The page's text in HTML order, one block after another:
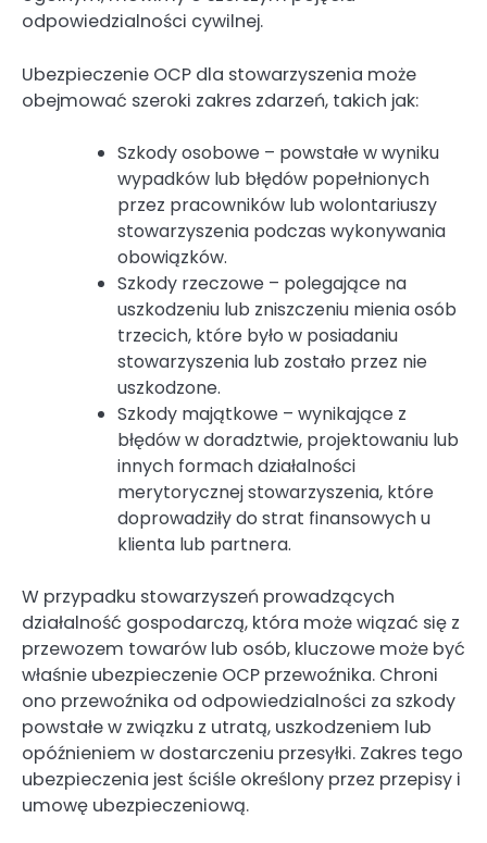
odpowiedzialności cywilnej.
Ubezpieczenie OCP dla stowarzyszenia może
obejmować szeroki zakres zdarzeń, takich jak:
Szkody osobowe – powstałe w wyniku
wypadków lub błędów popełnionych
przez pracowników lub wolontariuszy
stowarzyszenia podczas wykonywania
obowiązków.
Szkody rzeczowe – polegające na
uszkodzeniu lub zniszczeniu mienia osób
trzecich, które było w posiadaniu
stowarzyszenia lub zostało przez nie
uszkodzone.
Szkody majątkowe – wynikające z
błędów w doradztwie, projektowaniu lub
innych formach działalności
merytorycznej stowarzyszenia, które
doprowadziły do strat finansowych u
klienta lub partnera.
W przypadku stowarzyszeń prowadzących
działalność gospodarczą, która może wiązać się z
przewozem towarów lub osób, kluczowe może być
właśnie ubezpieczenie OCP przewoźnika. Chroni
ono przewoźnika od odpowiedzialności za szkody
powstałe w związku z utratą, uszkodzeniem lub
opóźnieniem w dostarczeniu przesyłki. Zakres tego
ubezpieczenia jest ściśle określony przez przepisy i
umowę ubezpieczeniową.